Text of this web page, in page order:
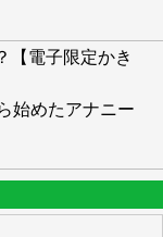
【電子限定かき
始めたアナニー